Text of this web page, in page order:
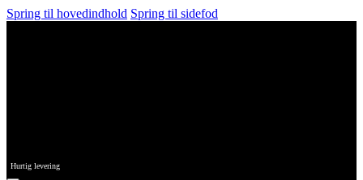
Spring til hovedindhold Spring til sidefod
Hurtig levering